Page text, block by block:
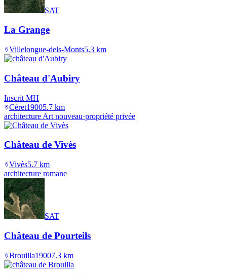
SAT
La Grange
Villelongue-dels-Monts5.3 km
Château d'Aubiry
Inscrit MH
Céret19005.7 km
architecture Art nouveau·propriété privée
Château de Vivès
Vivès5.7 km
architecture romane
SAT
Château de Pourteils
Brouilla19007.3 km